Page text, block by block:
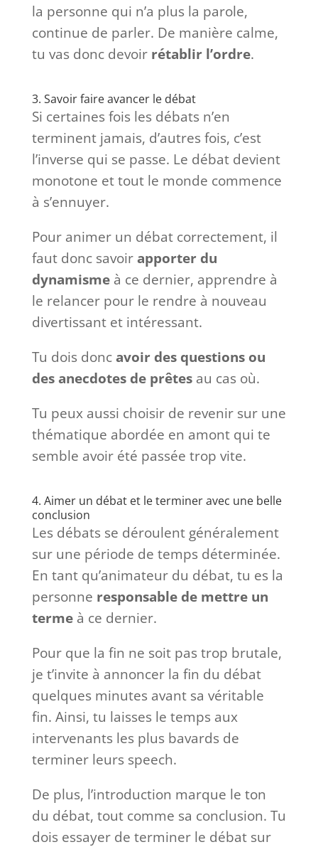
la personne qui n’a plus la parole,
continue de parler. De manière calme,
tu vas donc devoirrétablir l’ordre.
3. Savoir faire avancer le débat
Si certaines fois les débats n’en
terminent jamais, d’autres fois, c’est
l’inverse qui se passe. Le débat devient
monotone et tout le monde commence
à s’ennuyer.
Pour animer un débat correctement, il
faut donc savoir apporter du
dynamismeà ce dernier, apprendre à
le relancer pour le rendre à nouveau
divertissant et intéressant.
Tu dois donc avoir des questions ou
des anecdotes de prêtesau cas où.
Tu peux aussi choisir de revenir sur une
thématique abordée en amont qui te
semble avoir été passée trop vite.
4. Aimer un débat et le terminer avec une belle
conclusion
Les débats se déroulent généralement
sur une période de temps déterminée.
En tant qu’animateur du débat, tu es la
personne responsable de mettre un
terme à ce dernier.
Pour que la fin ne soit pas trop brutale,
je t’invite à annoncer la fin du débat
quelques minutes avant sa véritable
fin. Ainsi, tu laisses le temps aux
intervenants les plus bavards de
terminer leurs speech.
De plus, l’introduction marque le ton
du débat, tout comme sa conclusion. Tu
dois essayer de terminer le débat sur